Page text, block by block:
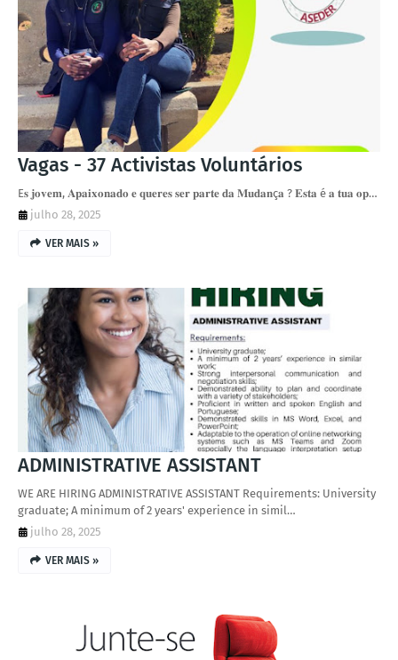
Vagas - 37 Activistas Voluntários
E𝐬 𝐣𝐨𝐯𝐞𝐦, 𝐀𝐩𝐚𝐢𝐱𝐨𝐧𝐚𝐝𝐨 𝐞 𝐪𝐮𝐞𝐫𝐞𝐬 𝐬𝐞𝐫 𝐩𝐚𝐫𝐭𝐞 𝐝𝐚 𝐌𝐮𝐝𝐚𝐧ç𝐚 ? 𝐄𝐬𝐭𝐚 é 𝐚 𝐭𝐮𝐚 𝐨𝐩…
julho 28, 2025
VER MAIS »
ADMINISTRATIVE ASSISTANT
WE ARE HIRING ADMINISTRATIVE ASSISTANT Requirements: University
graduate; A minimum of 2 years' experience in simil…
julho 28, 2025
VER MAIS »